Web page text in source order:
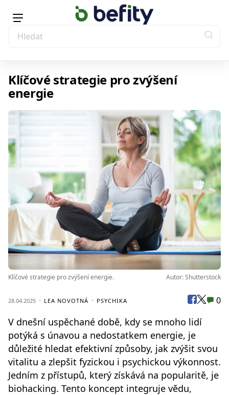
Klíčové strategie pro zvýšení
energie
Klíčové strategie pro zvýšení energie. Autor: Shutterstock
28.04.2025 LEA NOVOTNÁ PSYCHIKA 0
V dnešní uspěchané době, kdy se mnoho lidí
potýká s únavou a nedostatkem energie, je
důležité hledat efektivní způsoby, jak zvýšit svou
vitalitu a zlepšit fyzickou i psychickou výkonnost.
Jedním z přístupů, který získává na popularitě, je
biohacking. Tento koncept integruje vědu,